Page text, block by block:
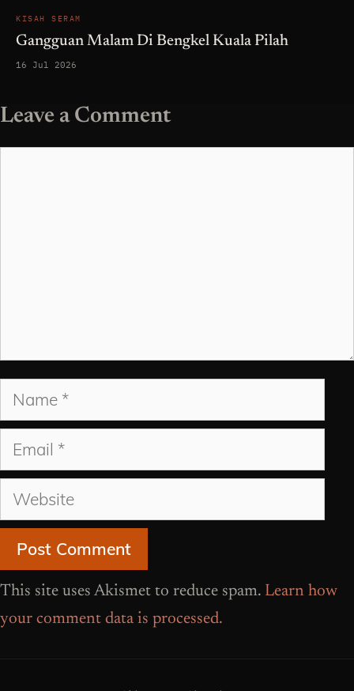
KISAH SERAM
Gangguan Malam Di Bengkel Kuala Pilah
16 Jul 2026
Leave a Comment
Name
Email
Website
This site uses Akismet to reduce spam. Learn how
your comment data is processed.